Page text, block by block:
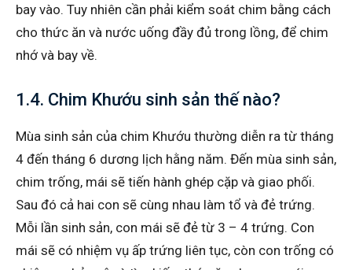
bay vào. Tuy nhiên cần phải kiểm soát chim bằng cách
cho thức ăn và nước uống đầy đủ trong lồng, để chim
nhớ và bay về.
1.4. Chim Khướu sinh sản thế nào?
Mùa sinh sản của chim Khướu thường diễn ra từ tháng
4 đến tháng 6 dương lịch hằng năm. Đến mùa sinh sản,
chim trống, mái sẽ tiến hành ghép cặp và giao phối.
Sau đó cả hai con sẽ cùng nhau làm tổ và đẻ trứng.
Mỗi lần sinh sản, con mái sẽ đẻ từ 3 – 4 trứng. Con
mái sẽ có nhiệm vụ ấp trứng liên tục, còn con trống có